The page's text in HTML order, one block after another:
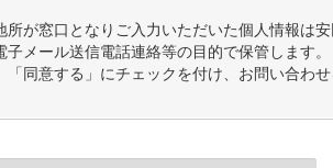
所が窓口となりご入力いただいた個人情報は
子メール送信電話連絡等の目的で保管します
「同意する」にチェックを付け、お問い合わ